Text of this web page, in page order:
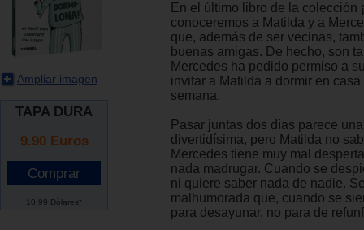
Ampliar imagen
TAPA DURA
9.90 Euros
10.99 Dólares*
En el último libro de la colección
conoceremos a Matilda y a
que, además de ser vecinas,
buenas amigas. De hecho, son
Mercedes ha pedido permiso a
invitar a Matilda a dormir en
semana.
Pasar juntas dos días parece
divertidísima, pero Matilda no
Mercedes tiene muy mal
nada madrugar. Cuando se
ni quiere saber nada de nadie.
malhumorada que, cuando se
para desayunar, no para de